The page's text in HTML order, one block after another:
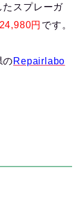
たスプレーガ
円 です。
のRepairlabo